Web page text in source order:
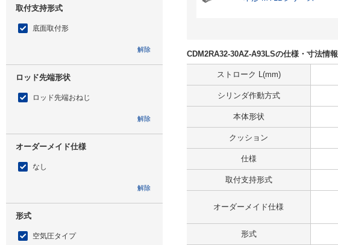
取付支持形式
底面取付形
解除
ロッド先端形状
ロッド先端おねじ
解除
オーダーメイド仕様
なし
解除
形式
空気圧タイプ
CDM2RA32-30AZ-A93LSの仕様・寸法情報
ストローク L(mm)
シリンダ作動方式
本体形状
クッション
仕様
取付支持形式
オーダーメイド仕様
形式